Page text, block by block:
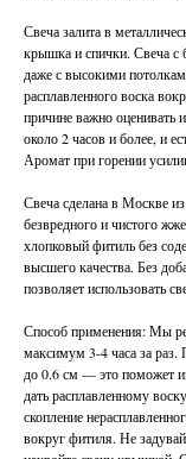
Свеча залита в
крышка и спички. Свеча с
даже с высокими
расплавленного воска
причине важно оценивать
около 2 часов и более, и
Аромат при горении
Свеча сделана в Москве
безвредного и чистого
хлопковый фитиль без
высшего качества. Без
позволяет использовать
Способ применения: Мы
максимум 3-4 часа за раз.
до 0.6 см — это поможет
дать расплавленному
скопление
вокруг фитиля. Не